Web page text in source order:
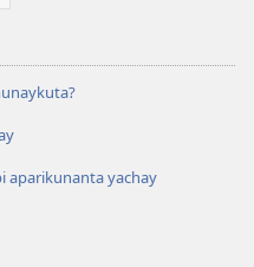
aparikunanta yachay